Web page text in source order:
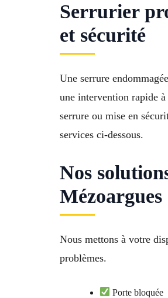
Serrurier
et sécurité
Une serrure
une intervention rapide
serrure ou mise en
services ci-dessous.
Nos
Mézoargues
Nous mettons à votre
problèmes.
Porte bloquée